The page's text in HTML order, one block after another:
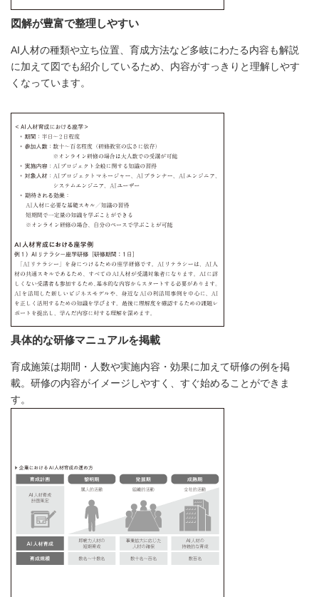
図解が豊富で整理しやすい
AI人材の種類や立ち位置、育成方法など多岐にわたる内容も解説
に加えて図でも紹介しているため、内容がすっきりと理解しやす
くなっています。
具体的な研修マニュアルを掲載
育成施策は期間・人数や実施内容・効果に加えて研修の例を掲
載。研修の内容がイメージしやすく、すぐ始めることができま
す。